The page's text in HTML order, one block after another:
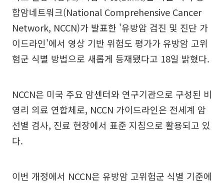
합암네트워크(National Comprehensive Cancer
Network, NCCN)가 발표한 '유방암 검진 및 진단 가
이드라인'에서 영상 기반 위험도 평가가 유방암 고위
험군 식별 방법으로 새롭게 등재됐다고 18일 밝혔다.
NCCN은 미국 주요 암센터와 연구기관으로 구성된 비
영리 의료 연합체로, NCCN 가이드라인은 전세계 암
선별 검사, 진료 현장에서 표준 지침으로 활용되고 있
다.
이번 개정에서 NCCN은 유방암 고위험군 식별 기준에